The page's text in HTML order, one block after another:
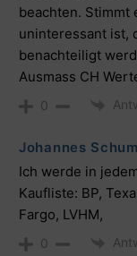
beachten. Stimmt
uninteressant ist,
benachteiligt
Ausmass CH
0
Johannes
Ich werde in
Kaufliste: BP,
Fargo, LVHM,
0